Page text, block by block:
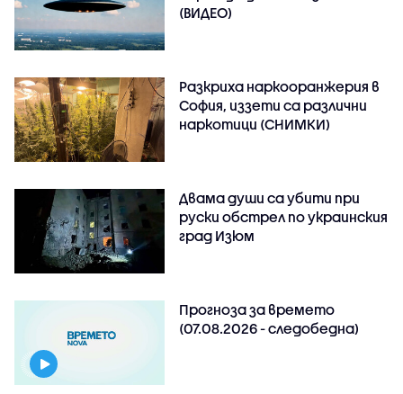
(ВИДЕО)
Разкриха наркооранжерия в
София, иззети са различни
наркотици (СНИМКИ)
Двама души са убити при
руски обстрeл по украинския
град Изюм
Прогноза за времето
(07.08.2026 - следобедна)